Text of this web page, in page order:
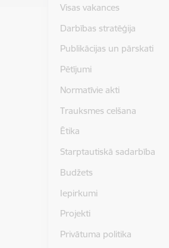
Visas vakances
Darbības stratēģija
Publikācijas un pārskati
Pētījumi
Normatīvie akti
Trauksmes celšana
Ētika
Starptautiskā sadarbība
Budžets
Iepirkumi
Projekti
Privātuma politika